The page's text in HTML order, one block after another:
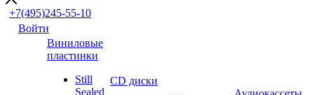
+7(495)245-55-10
Войти
Виниловые
пластинки
Still
Sealed
CD диски